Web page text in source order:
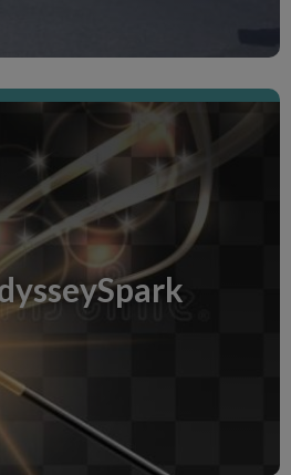
de Magtogoek
ce nom, "Magtogoek" ?
"Fleuve Aux Grandes Eaux"
idéale pour mon